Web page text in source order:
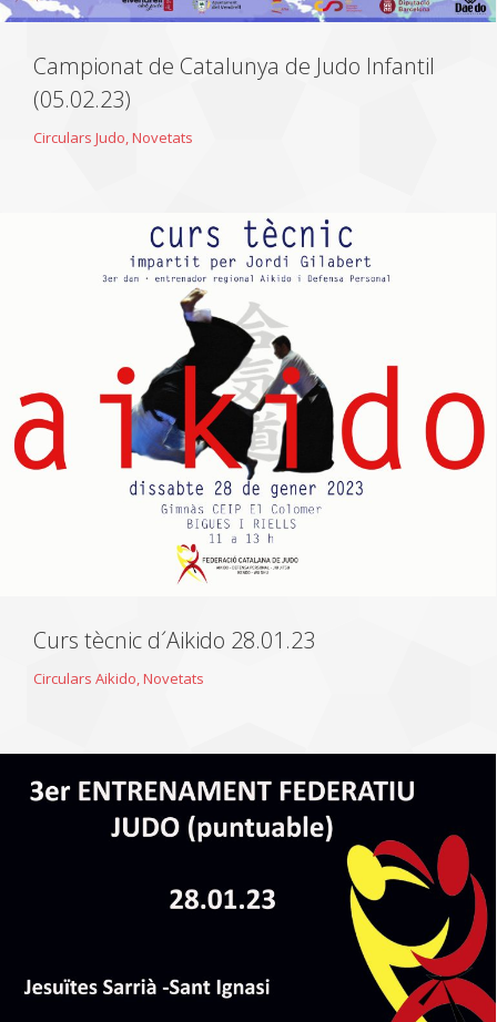
Campionat de Catalunya de Judo Infantil
(05.02.23)
Circulars Judo,Novetats
Curs tècnic d´Aikido 28.01.23
Circulars Aikido,Novetats